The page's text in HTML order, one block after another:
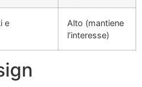
e
Alto (mantiene
l’interesse)